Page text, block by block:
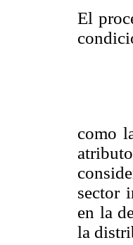
El
como
sector
en la
la